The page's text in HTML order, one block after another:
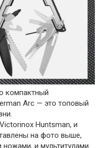
компактный
Arc — это топовый
Huntsman, и
на фото выше,
и мультитулами.